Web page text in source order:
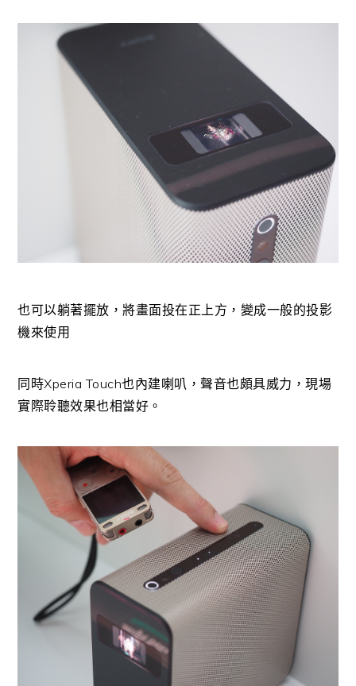
也可以躺著擺放，將畫面投在正上方，變成一般的投影
機來使用
同時Xperia Touch也內建喇叭，聲音也頗具威力，現場
實際聆聽效果也相當好。